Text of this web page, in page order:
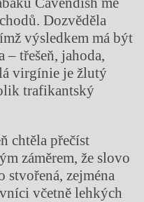
Cavendish mě
Dozvěděla
výsledkem má být
– třešeň, jahoda,
virgínie je žlutý
trafikantský
chtěla přečíst
záměrem, že slovo
zejména
včetně lehkých